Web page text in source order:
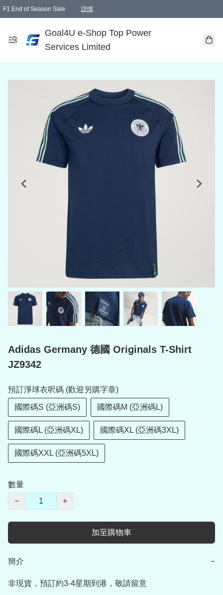
F1 End of Season Sale 詳情
Goal4U e-Shop Top Power
Services Limited
Adidas Germany 德國 Originals T-Shirt
JZ9342
預訂淨球衣呎碼 (歡迎另購字章)
國際碼S (亞洲碼S) 國際碼M (亞洲碼L)
國際碼L (亞洲碼XL) 國際碼XL (亞洲碼3XL)
國際碼XXL (亞洲碼5XL)
數量
−
+
加至購物車
簡介 −
非現貨，預訂約3-4星期到港，敬請留意